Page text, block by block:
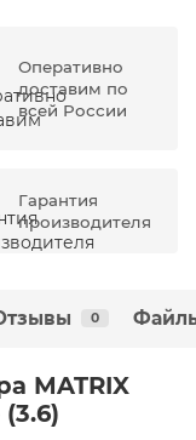
Оперативно
доставим по
всей России
Гарантия
производителя
0
MATRIX